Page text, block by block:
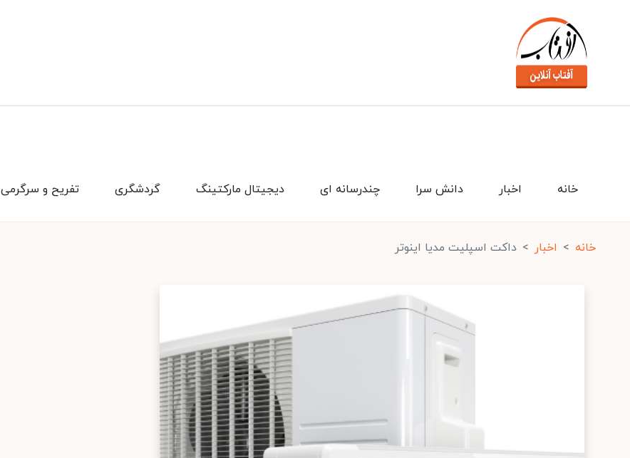
تفریح و سرگرمی گردشگری دیجیتال مارکتینگ چندرسانه ای دانش سرا اخبار خانه
خانه اخبار داکت اسپلیت مدیا اینوتر